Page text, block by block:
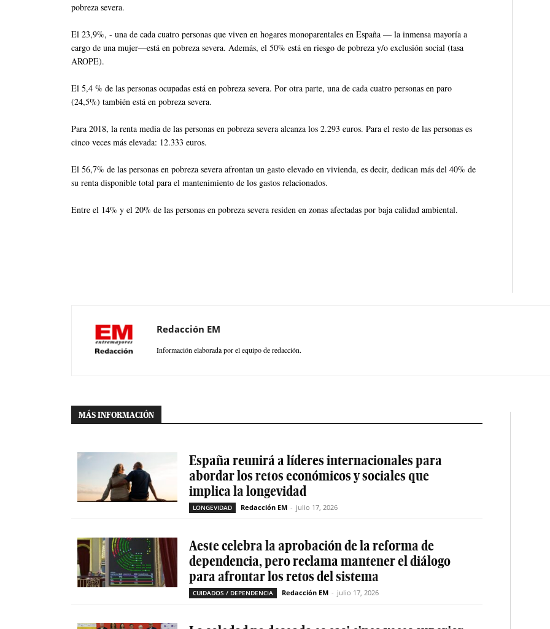
pobreza severa.
El 23,9%, - una de cada cuatro personas que viven en hogares monoparentales en España — la inmensa mayoría a
cargo de una mujer—está en pobreza severa. Además, el 50% está en riesgo de pobreza y/o exclusión social (tasa
AROPE).
El 5,4 % de las personas ocupadas está en pobreza severa. Por otra parte, una de cada cuatro personas en paro
(24,5%) también está en pobreza severa.
Para 2018, la renta media de las personas en pobreza severa alcanza los 2.293 euros. Para el resto de las personas es
cinco veces más elevada: 12.333 euros.
El 56,7% de las personas en pobreza severa afrontan un gasto elevado en vivienda, es decir, dedican más del 40% de
su renta disponible total para el mantenimiento de los gastos relacionados.
Entre el 14% y el 20% de las personas en pobreza severa residen en zonas afectadas por baja calidad ambiental.
Redacción EM
Información elaborada por el equipo de redacción.
MÁS INFORMACIÓN
España reunirá a líderes internacionales para
abordar los retos económicos y sociales que
implica la longevidad
LONGEVIDAD Redacción EM - julio 17, 2026
Aeste celebra la aprobación de la reforma de
dependencia, pero reclama mantener el diálogo
para afrontar los retos del sistema
CUIDADOS / DEPENDENCIA Redacción EM - julio 17, 2026